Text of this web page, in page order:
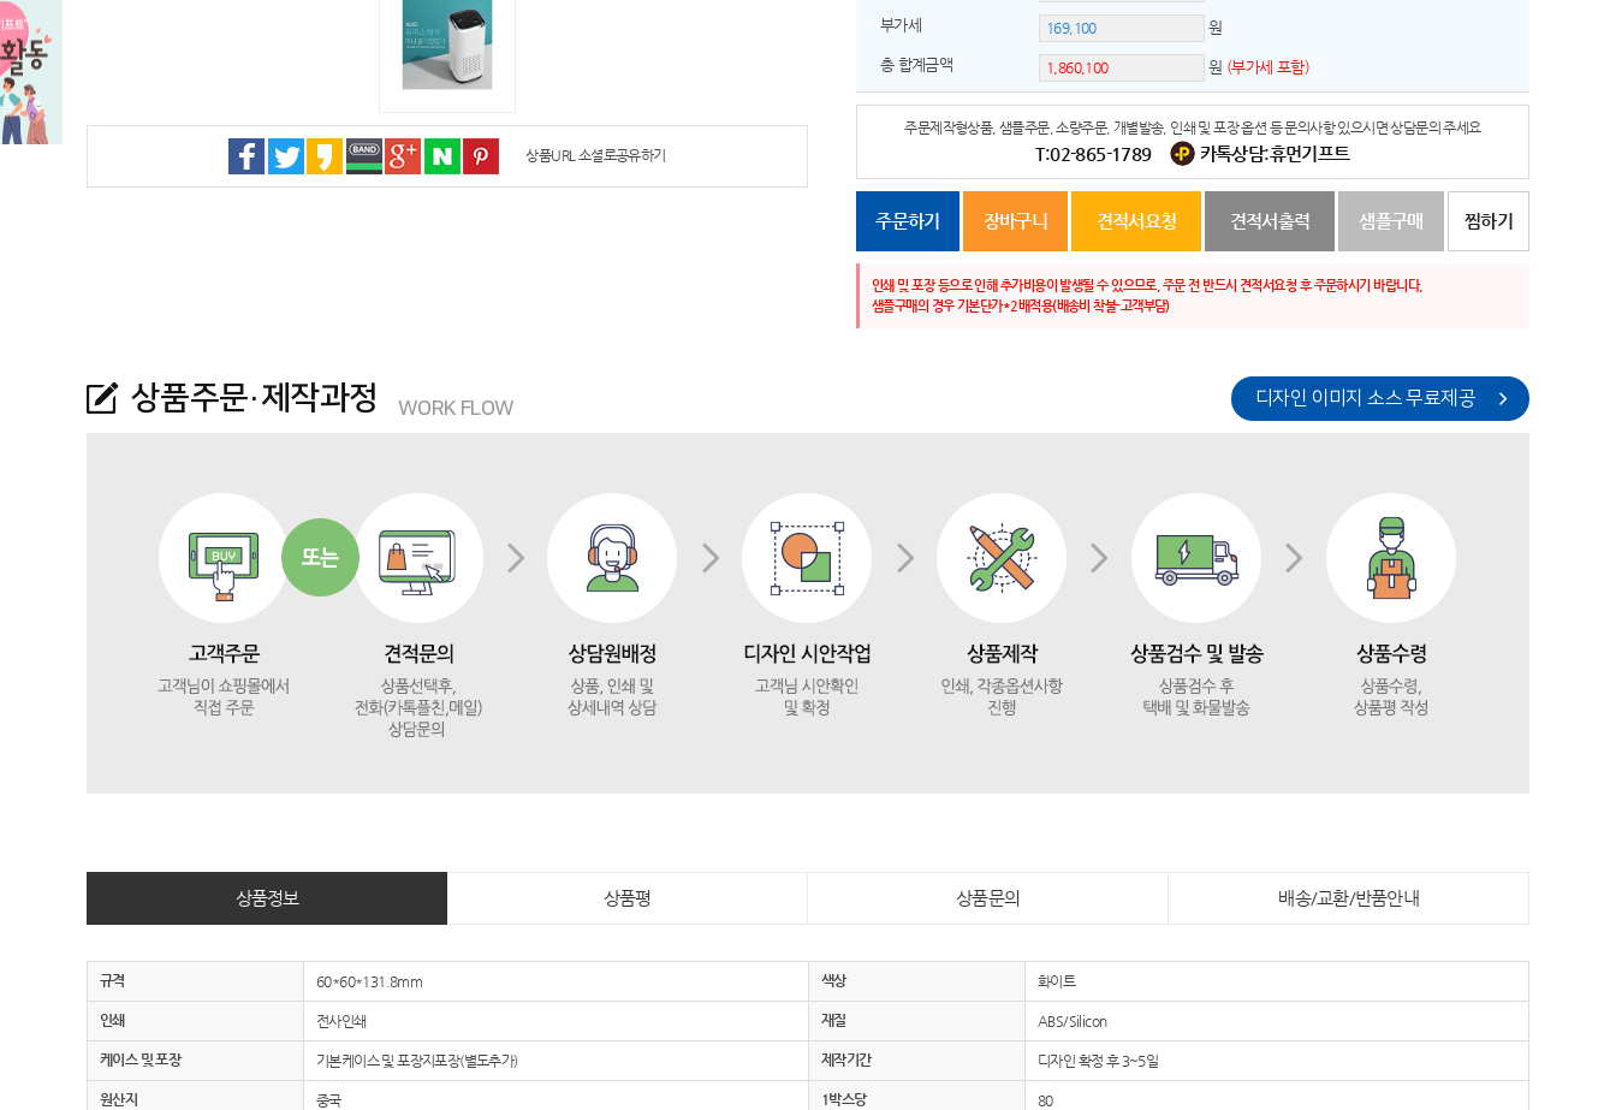
상품URL 소셜로공유하기
부가세 원
총 합계금액 원 (부가세 포함)
주문제작형상품, 샘플주문, 소량주문, 개별발송, 인쇄 및 포장 옵션 등 문의사항 있으시면 상담문의 주세요
T:02-865-1789 카톡상담:휴먼기프트
주문하기 장바구니 견적서요청 견적서출력 샘플구매 찜하기
인쇄 및 포장 등으로 인해 추가비용이 발생될 수 있으므로, 주문 전 반드시 견적서요청 후 주문하시기 바랍니다.
샘플구매의 경우 기본단가*2배적용(배송비 착불-고객부담)
상품주문·제작과정 WORK FLOW 디자인 이미지 소스 무료제공
상품정보 상품평 상품문의 배송/교환/반품안내
규격 60*60*131.8mm 색상 화이트
인쇄 전사인쇄 재질 ABS/Silicon
케이스 및 포장 기본케이스 및 포장지포장(별도추가) 제작기간 디자인 확정 후 3~5일
원산지 중국 1박스당 80